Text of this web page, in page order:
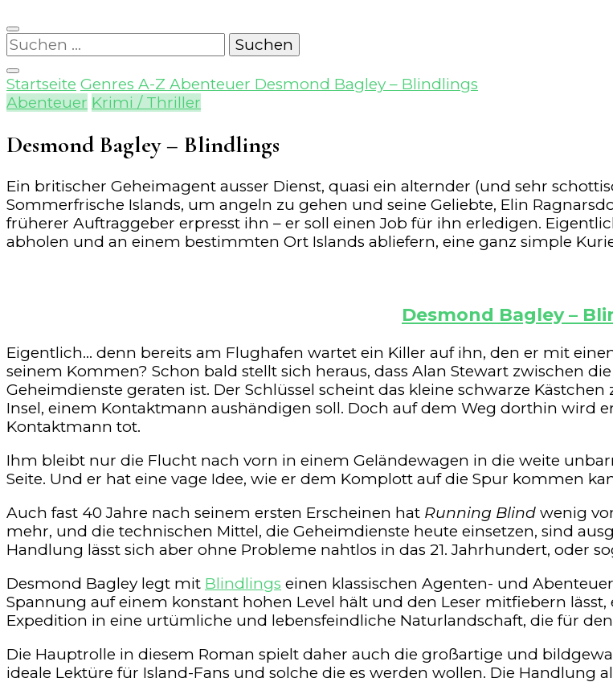
Suchen
nach:
Startseite Genres A-Z Abenteuer Desmond Bagley – Blindlings
Abenteuer Krimi / Thriller
Desmond Bagley – Blindlings
Ein britischer Geheimagent ausser Dienst, quasi ein alternder (und sehr
Sommerfrische Islands, um angeln zu gehen und seine Geliebte, Elin
früherer Auftraggeber erpresst ihn – er soll einen Job für ihn erledigen.
abholen und an einem bestimmten Ort Islands abliefern, eine ganz simple
Desmond Bagley –
Eigentlich… denn bereits am Flughafen wartet ein Killer auf ihn, den er mit
seinem Kommen? Schon bald stellt sich heraus, dass Alan Stewart zwischen
Geheimdienste geraten ist. Der Schlüssel scheint das kleine schwarze
Insel, einem Kontaktmann aushändigen soll. Doch auf dem Weg dorthin wird
Kontaktmann tot.
Ihm bleibt nur die Flucht nach vorn in einem Geländewagen in die weite
Seite. Und er hat eine vage Idee, wie er dem Komplott auf die Spur kommen
Auch fast 40 Jahre nach seinem ersten Erscheinen hat Running Blind wenig
mehr, und die technischen Mittel, die Geheimdienste heute einsetzen, sind
Handlung lässt sich aber ohne Probleme nahtlos in das 21. Jahrhundert, oder
Desmond Bagley legt mit Blindlings einen klassischen Agenten- und
Spannung auf einem konstant hohen Level hält und den Leser mitfiebern
Expedition in eine urtümliche und lebensfeindliche Naturlandschaft, die für
Die Hauptrolle in diesem Roman spielt daher auch die großartige und
ideale Lektüre für Island-Fans und solche die es werden wollen. Die Handlung